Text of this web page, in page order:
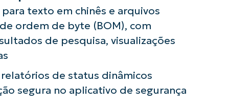
texto em chinês e arquivos
ordem de byte (BOM), com
de pesquisa, visualizações
relatórios de status dinâmicos
segura no aplicativo de segurança
usar as análises de KB orientadas por IA do
First
and